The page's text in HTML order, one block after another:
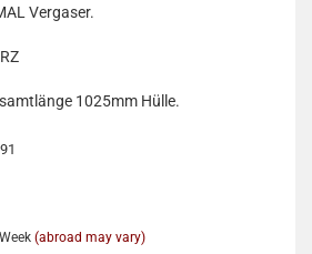
Vergaser.
1025mm Hülle.
(abroad may vary)